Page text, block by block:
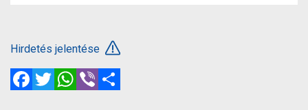
Hirdetés jelentése
FacebookTwitterWhatsApp
Viber